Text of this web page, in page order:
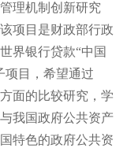
理机制创新研究
项目是财政部行政
界银行贷款“中国
项目，希望通过
面的比较研究，学
我国政府公共资产
特色的政府公共资